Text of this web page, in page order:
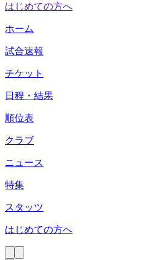
はじめての方へ
ホーム
試合速報
チケット
日程・結果
順位表
クラブ
ニュース
特集
スタッツ
はじめての方へ